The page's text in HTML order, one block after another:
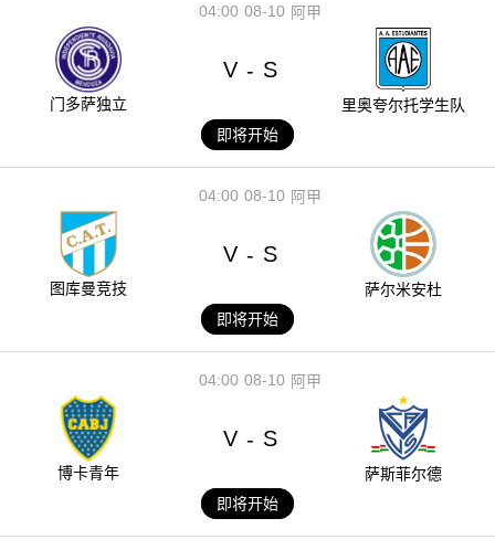
08-10
04:00 阿甲
门多萨独立
V - S
里奥夸尔托学生队
即将开始
08-10
04:00 阿甲
图库曼竞技
V - S
萨尔米安杜
即将开始
08-10
04:00 阿甲
博卡青年
V - S
萨斯菲尔德
即将开始